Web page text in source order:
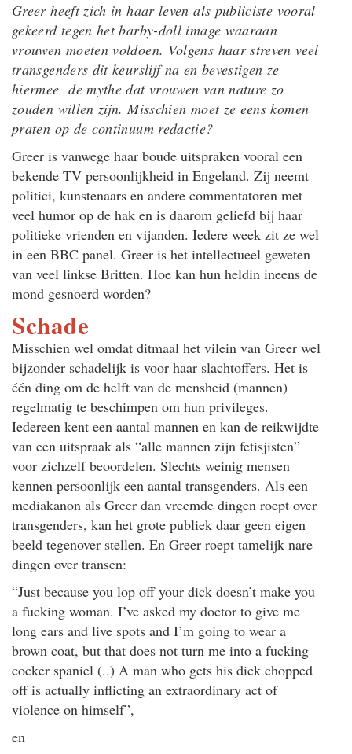
Greer heeft zich in haar leven als publiciste vooral
gekeerd tegen het barby-doll image waaraan
vrouwen moeten voldoen. Volgens haar streven veel
transgenders dit keurslijf na en bevestigen ze
hiermee de mythe dat vrouwen van nature zo
zouden willen zijn. Misschien moet ze eens komen
praten op de continuum redactie?
Greer is vanwege haar boude uitspraken vooral een
bekende TV persoonlijkheid in Engeland. Zij neemt
politici, kunstenaars en andere commentatoren met
veel humor op de hak en is daarom geliefd bij haar
politieke vrienden en vijanden. Iedere week zit ze wel
in een BBC panel. Greer is het intellectueel geweten
van veel linkse Britten. Hoe kan hun heldin ineens de
mond gesnoerd worden?
Schade
Misschien wel omdat ditmaal het vilein van Greer wel
bijzonder schadelijk is voor haar slachtoffers. Het is
één ding om de helft van de mensheid (mannen)
regelmatig te beschimpen om hun privileges.
Iedereen kent een aantal mannen en kan de reikwijdte
van een uitspraak als “alle mannen zijn fetisjisten”
voor zichzelf beoordelen. Slechts weinig mensen
kennen persoonlijk een aantal transgenders. Als een
mediakanon als Greer dan vreemde dingen roept over
transgenders, kan het grote publiek daar geen eigen
beeld tegenover stellen. En Greer roept tamelijk nare
dingen over transen:
“Just because you lop off your dick doesn’t make you
a fucking woman. I’ve asked my doctor to give me
long ears and live spots and I’m going to wear a
brown coat, but that does not turn me into a fucking
cocker spaniel (..) A man who gets his dick chopped
off is actually inflicting an extraordinary act of
violence on himself”,
en